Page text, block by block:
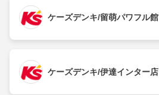
ケーズデンキ/留萌パワフル館
ケーズデンキ/伊達インター店